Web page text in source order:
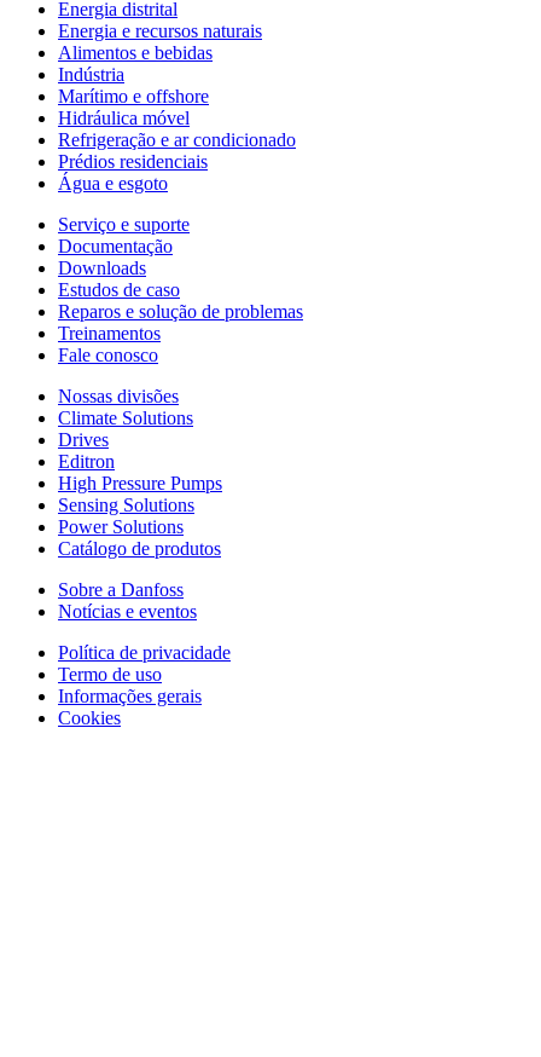
Energia distrital
Energia e recursos naturais
Alimentos e bebidas
Indústria
Marítimo e offshore
Hidráulica móvel
Refrigeração e ar condicionado
Prédios residenciais
Água e esgoto
Serviço e suporte
Documentação
Downloads
Estudos de caso
Reparos e solução de problemas
Treinamentos
Fale conosco
Nossas divisões
Climate Solutions
Drives
Editron
High Pressure Pumps
Sensing Solutions
Power Solutions
Catálogo de produtos
Sobre a Danfoss
Notícias e eventos
Política de privacidade
Termo de uso
Informações gerais
Cookies